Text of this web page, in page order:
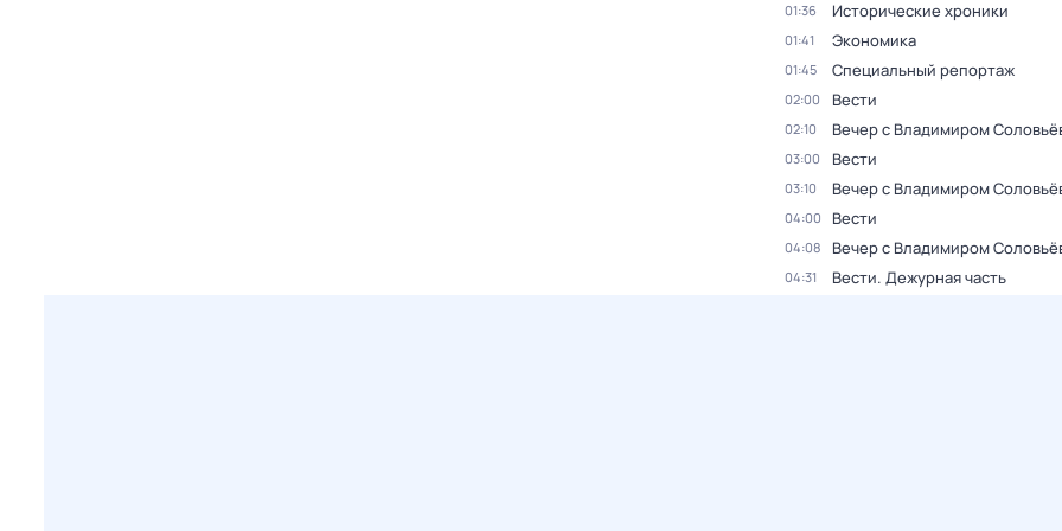
01:36 Исторические хроники
01:41 Экономика
01:45 Специальный репортаж
02:00 Вести
02:10 Вечер с Владимиром
03:00 Вести
03:10 Вечер с Владимиром
04:00 Вести
04:08 Вечер с Владимиром
04:31 Вести. Дежурная часть